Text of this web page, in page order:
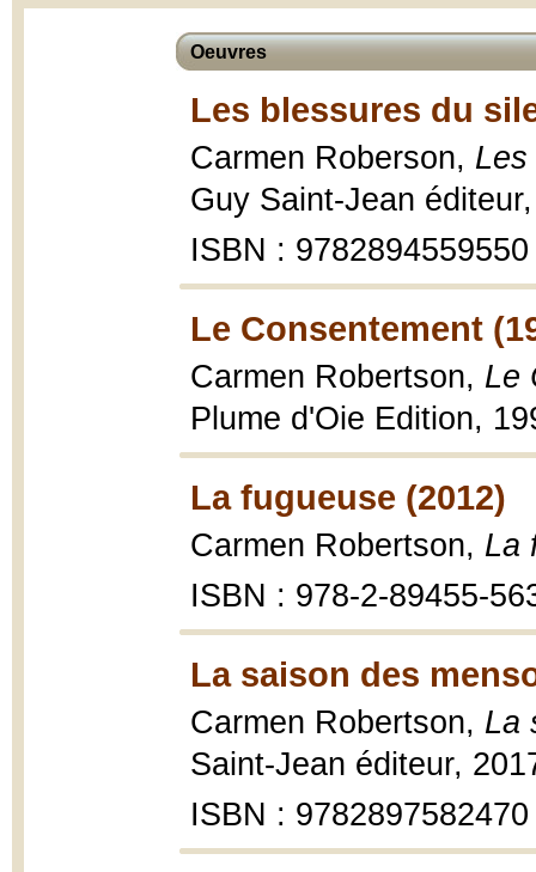
Oeuvres
Les blessures du
Carmen Roberson,
Guy Saint-Jean
ISBN : 9782894559550
Le Consentement
Carmen Robertson, Le
Plume d'Oie Edition,
La fugueuse (2012)
Carmen Robertson, La
ISBN : 978-2-89455-
La saison des
Carmen Robertson, La
Saint-Jean éditeur,
ISBN : 9782897582470